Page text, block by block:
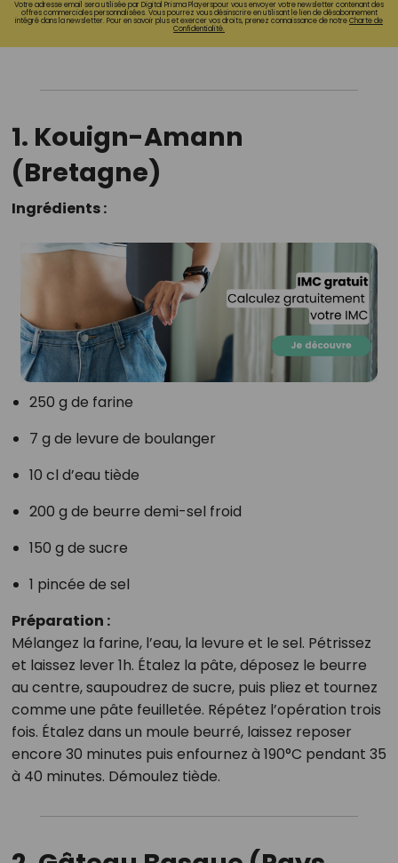
Votre adresse email sera utilisée par Digital Prisma Playerspour vous envoyer votre newsletter contenant des
offres commerciales personnalisées. Vous pourrez vous désinscrire en utilisant le lien de désabonnement
intégré dans la newsletter. Pour en savoir plus et exercer vos droits, prenez connaissance de notreCharte de
Confidentialité.
1. Kouign-Amann
(Bretagne)
Ingrédients :
250 g de farine
7 g de levure de boulanger
10 cl d’eau tiède
200 g de beurre demi-sel froid
150 g de sucre
1 pincée de sel
Préparation :
Mélangez la farine, l’eau, la levure et le sel. Pétrissez
et laissez lever 1h. Étalez la pâte, déposez le beurre
au centre, saupoudrez de sucre, puis pliez et tournez
comme une pâte feuilletée. Répétez l’opération trois
fois. Étalez dans un moule beurré, laissez reposer
encore 30 minutes puis enfournez à 190°C pendant 35
à 40 minutes. Démoulez tiède.